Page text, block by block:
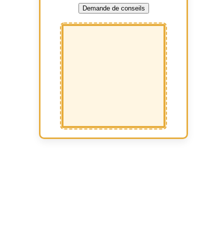
Demande de conseils